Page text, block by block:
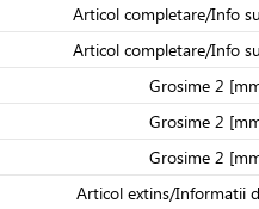
Articol completare/Info
Articol completare/Info
Grosime 2
Grosime 2
Grosime 2
Articol extins/Informatii